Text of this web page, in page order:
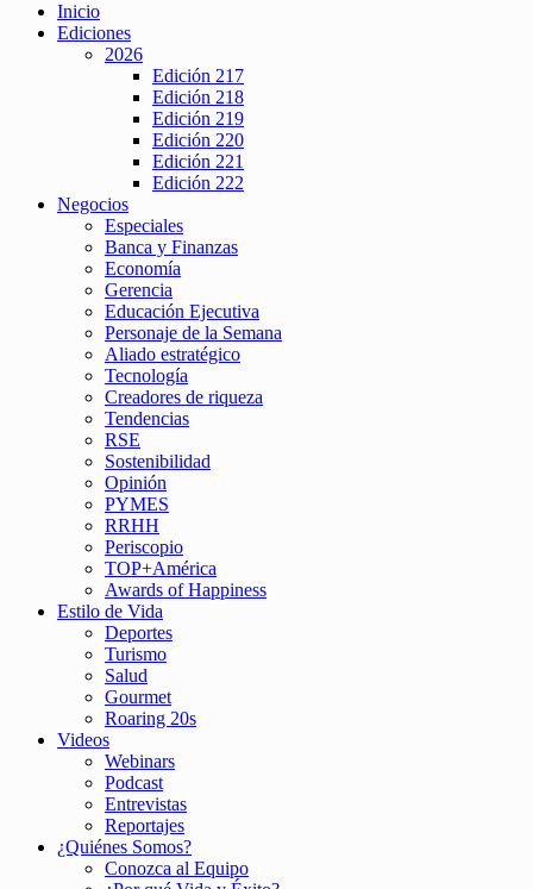
Inicio
Ediciones
2026
Edición 217
Edición 218
Edición 219
Edición 220
Edición 221
Edición 222
Negocios
Especiales
Banca y Finanzas
Economía
Gerencia
Educación Ejecutiva
Personaje de la Semana
Aliado estratégico
Tecnología
Creadores de riqueza
Tendencias
RSE
Sostenibilidad
Opinión
PYMES
RRHH
Periscopio
TOP+América
Awards of Happiness
Estilo de Vida
Deportes
Turismo
Salud
Gourmet
Roaring 20s
Videos
Webinars
Podcast
Entrevistas
Reportajes
¿Quiénes Somos?
Conozca al Equipo